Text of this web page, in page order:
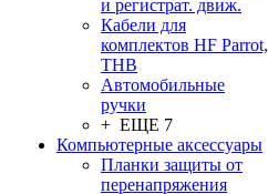
и регистрат. движ.
Кабели для
комплектов HF Parrot,
THB
Автомобильные
ручки
+ ЕЩЕ 7
Компьютерные аксессуары
Планки защиты от
перенапряжения